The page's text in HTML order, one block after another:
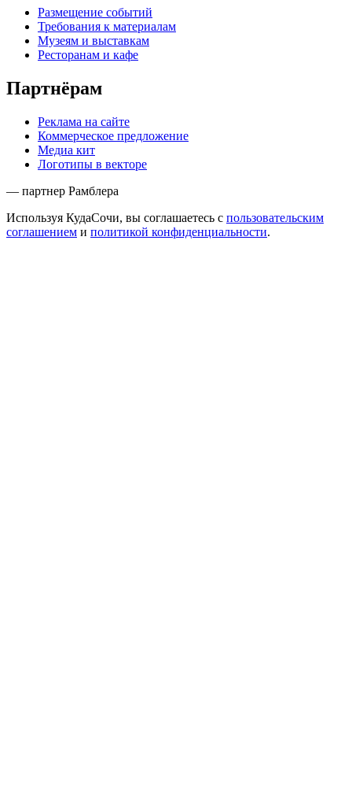
Размещение событий
Требования к материалам
Музеям и выставкам
Ресторанам и кафе
Партнёрам
Реклама на сайте
Коммерческое предложение
Медиа кит
Логотипы в векторе
— партнер Рамблера
Используя КудаСочи, вы соглашаетесь с пользовательским
соглашением и политикой конфиденциальности.